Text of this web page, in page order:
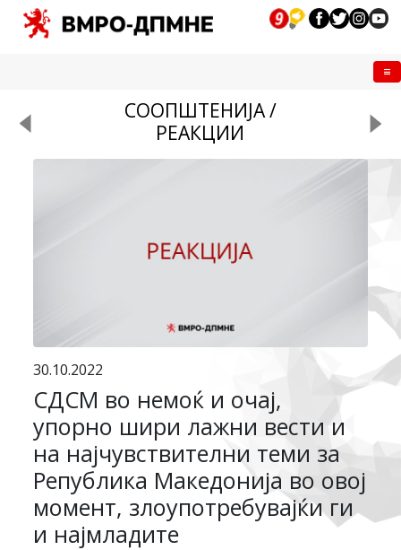
СООПШТЕНИЈА /
РЕАКЦИИ
30.10.2022
СДСМ во немоќ и очај,
упорно шири лажни вести и
на најчувствителни теми за
Република Македонија во овој
момент, злоупотребувајќи ги
и најмладите